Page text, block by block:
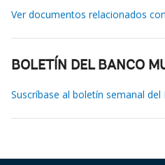
Ver documentos relacionados
BOLETÍN DEL BANCO
Suscríbase al boletín semanal del